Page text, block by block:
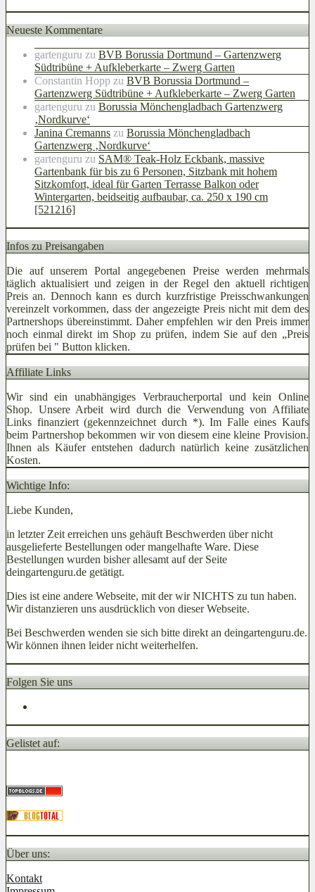
Neueste Kommentare
gartenguru zu BVB Borussia Dortmund – Gartenzwerg
Südtribüne + Aufkleberkarte – Zwerg Garten
Constantin Hopp zu BVB Borussia Dortmund –
Gartenzwerg Südtribüne + Aufkleberkarte – Zwerg Garten
gartenguru zu Borussia Mönchengladbach Gartenzwerg
‚Nordkurve‘
Janina Cremanns zu Borussia Mönchengladbach
Gartenzwerg ‚Nordkurve‘
gartenguru zu SAM® Teak-Holz Eckbank, massive
Gartenbank für bis zu 6 Personen, Sitzbank mit hohem
Sitzkomfort, ideal für Garten Terrasse Balkon oder
Wintergarten, beidseitig aufbaubar, ca. 250 x 190 cm
[521216]
Infos zu Preisangaben
Die auf unserem Portal angegebenen Preise werden mehrmals
täglich aktualisiert und zeigen in der Regel den aktuell richtigen
Preis an. Dennoch kann es durch kurzfristige Preisschwankungen
vereinzelt vorkommen, dass der angezeigte Preis nicht mit dem des
Partnershops übereinstimmt. Daher empfehlen wir den Preis immer
noch einmal direkt im Shop zu prüfen, indem Sie auf den „Preis
prüfen bei " Button klicken.
Affiliate Links
Wir sind ein unabhängiges Verbraucherportal und kein Online
Shop. Unsere Arbeit wird durch die Verwendung von Affiliate
Links finanziert (gekennzeichnet durch *). Im Falle eines Kaufs
beim Partnershop bekommen wir von diesem eine kleine Provision.
Ihnen als Käufer entstehen dadurch natürlich keine zusätzlichen
Kosten.
Wichtige Info:
Liebe Kunden,
in letzter Zeit erreichen uns gehäuft Beschwerden über nicht
ausgelieferte Bestellungen oder mangelhafte Ware. Diese
Bestellungen wurden bisher allesamt auf der Seite
deingartenguru.de getätigt.
Dies ist eine andere Webseite, mit der wir NICHTS zu tun haben.
Wir distanzieren uns ausdrücklich von dieser Webseite.
Bei Beschwerden wenden sie sich bitte direkt an deingartenguru.de.
Wir können ihnen leider nicht weiterhelfen.
Folgen Sie uns
Gelistet auf:
Über uns:
Kontakt